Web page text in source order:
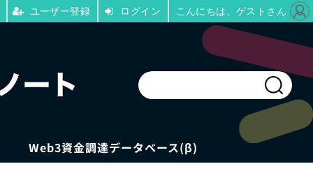
Web3資金調達データベース(β)
ユーザー登録 ログイン こんにちは、ゲストさん